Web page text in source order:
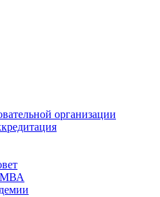
организации
МВА